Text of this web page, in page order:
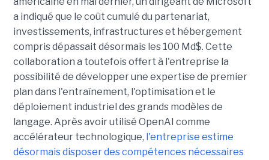
a indiqué que le coût cumulé du partenariat,
investissements, infrastructures et hébergement
compris dépassait désormais les 100 Md$. Cette
collaboration a toutefois offert à l'entreprise la
possibilité de développer une expertise de premier
plan dans l'entraînement, l'optimisation et le
déploiement industriel des grands modèles de
langage. Après avoir utilisé OpenAI comme
accélérateur technologique, l'entreprise estime
désormais disposer des compétences nécessaires